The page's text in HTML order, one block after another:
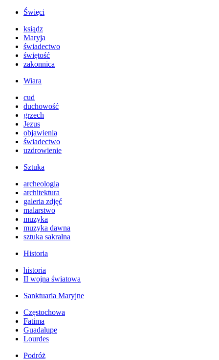
Święci
ksiądz
Maryja
świadectwo
świętość
zakonnica
Wiara
cud
duchowość
grzech
Jezus
objawienia
świadectwo
uzdrowienie
Sztuka
archeologia
architektura
galeria zdjęć
malarstwo
muzyka
muzyka dawna
sztuka sakralna
Historia
historia
II wojna światowa
Sanktuaria Maryjne
Częstochowa
Fatima
Guadalupe
Lourdes
Podróż